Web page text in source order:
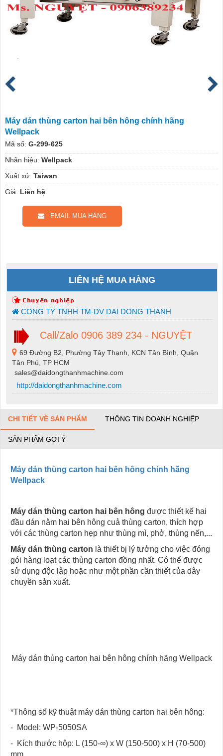
Máy dán thùng carton hai bên hông chính hãng
Wellpack
Mã số: G-299-625
Nhãn hiệu: Wellpack
Xuất xứ: Taiwan
Giá: Liên hệ
EMAIL MUA HÀNG
LIÊN HỆ MUA HÀNG
CONG TY TNHH TM-DV DAI DONG THANH
Call/Zalo 0906 389 234 - NGUYỆT
69 Đường B2, Phường Tây Thạnh, KCN Tân Bình, Quận
Tân Phú, TP HCM
sales@daidongthanhmachine.com
http://daidongthanhmachine.com
CHI TIẾT VỀ SẢN PHẨM THÔNG TIN DOANH NGHIỆP
SẢN PHẨM GỢI Ý
Máy dán thùng carton hai bên hông chính hãng
Wellpack
Máy dán thùng carton hai bên hông được thiết kế hai
đầu dán nằm hai bên hông cuả thùng carton, thích hợp
với các thùng carton hẹp như thùng mì, phở, thùng nến,...
Máy dán thùng carton là thiết bị lý tưởng cho việc đóng
gói hàng loạt các thùng carton đồng nhất. Có thể được
sử dụng độc lập hoặc như một phần cần thiết của dây
chuyền sản xuất.
Máy dán thùng carton hai bên hông chính hãng Wellpack
*Thông số kỹ thuật máy dán thùng carton hai bên hông:
- Model: WP-5050SA
- Kích thước hộp: L (150-∞) x W (150-500) x H (70-500)
mm